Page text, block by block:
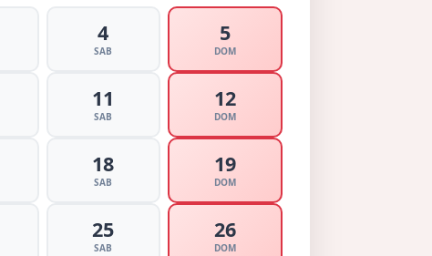
4
SAB
5
DOM
11
SAB
12
DOM
18
SAB
19
DOM
25
SAB
26
DOM